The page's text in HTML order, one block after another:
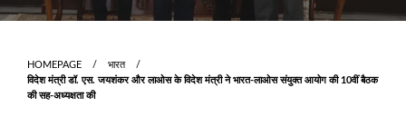
HOMEPAGE
भारत
विदेश मंत्री डॉ. एस. जयशंकर और लाओस के विदेश मंत्री ने भारत-लाओस संयुक्त आयोग की 10वीं बैठक
की सह-अध्यक्षता की